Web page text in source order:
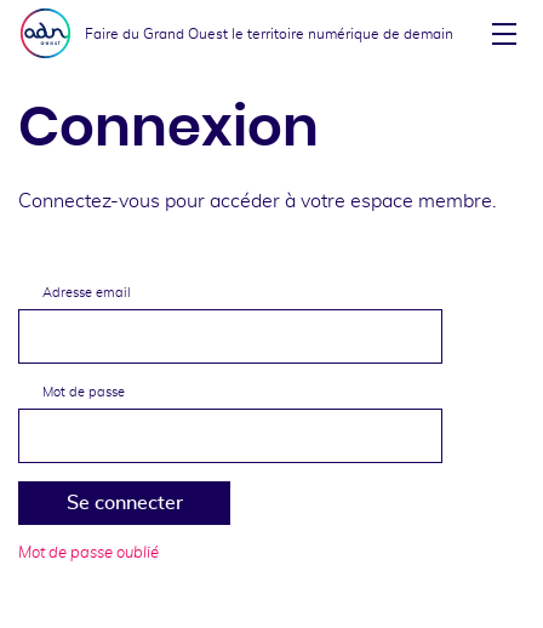
Aller au menu
Aller au contenu
Faire du Grand Ouest le territoire numérique de demain
Connexion
Connectez-vous pour accéder à votre espace membre.
Adresse email
Mot de passe
Se connecter
Mot de passe oublié